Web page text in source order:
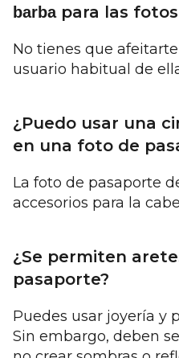
barbapara las
No tienes que
usuario habitual de
¿Puedo usar una
en una foto de
La foto de pasaporte
accesorios para la
¿Se permiten
pasaporte?
Puedes usar joyería y
Sin embargo, deben